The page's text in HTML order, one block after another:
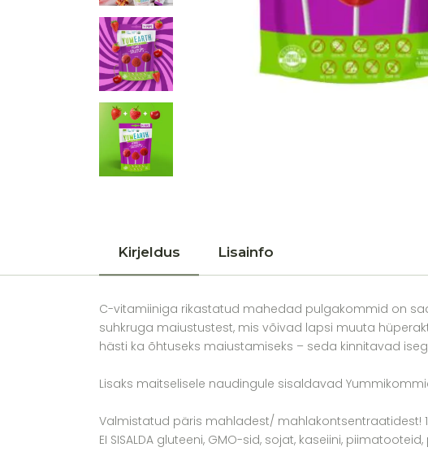
Kirjeldus Lisainfo
C-vitamiiniga rikastatud mahedad pulgakommid on
suhkruga maiustustest, mis võivad lapsi muuta
hästi ka õhtuseks maiustamiseks – seda kinnitavad
Lisaks maitselisele naudingule sisaldavad
Valmistatud päris mahladest/ mahlakontsentraatidest!
EI SISALDA gluteeni, GMO-sid, sojat, kaseiini,